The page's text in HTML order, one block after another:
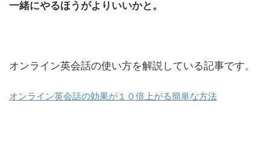
一緒にやるほうがよりいいかと。
オンライン英会話の使い方を解説している記事です。
オンライン英会話の効果が１０倍上がる簡単な方法